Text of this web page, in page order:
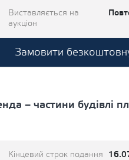
Виставляється на
аукціон
Замовити
– частини будівлі
Кінцевий строк подання